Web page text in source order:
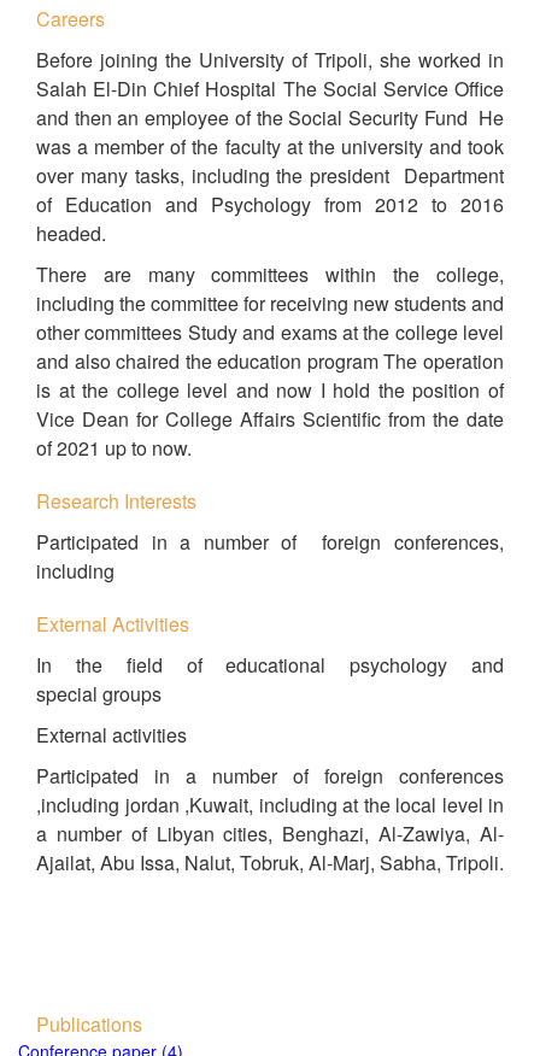
Careers
Before joining the University of Tripoli, she worked in
Salah El-Din Chief Hospital The Social Service Office
and then an employee of the Social Security Fund He
was a member of the faculty at the university and took
over many tasks, including the president Department
of Education and Psychology from 2012 to 2016
headed.
There are many committees within the college,
including the committee for receiving new students and
other committees Study and exams at the college level
and also chaired the education program The operation
is at the college level and now I hold the position of
Vice Dean for College Affairs Scientific from the date
of 2021 up to now.
Research Interests
Participated in a number of foreign conferences,
including
External Activities
In the field of educational psychology and
special groups
External activities
Participated in a number of foreign conferences
,including jordan ,Kuwait, including at the local level in
a number of Libyan cities, Benghazi, Al-Zawiya, Al-
Ajailat, Abu Issa, Nalut, Tobruk, Al-Marj, Sabha, Tripoli.
Publications
Conference paper (4)